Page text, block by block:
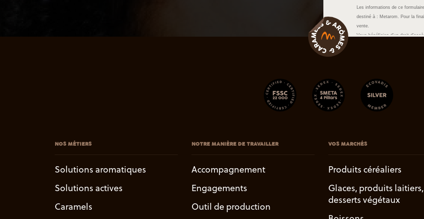
NOS MÉTIERS
Solutions aromatiques
Solutions actives
Caramels
NOTRE MANIÈRE DE TRAVAILLER
Accompagnement
Engagements
Outil de production
VOS MARCHÉS
Produits céréaliers
Glaces, produits laitiers,
desserts végétaux